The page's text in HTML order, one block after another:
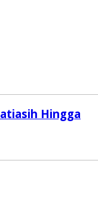
Hingga